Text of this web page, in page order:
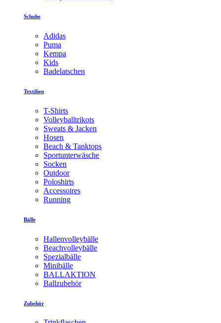
Schuhe
Adidas
Puma
Kempa
Kids
Badelatschen
Textilien
T-Shirts
Volleyballtrikots
Sweats & Jacken
Hosen
Beach & Tanktops
Sportunterwäsche
Socken
Outdoor
Poloshirts
Accessoires
Running
Bälle
Hallenvolleybälle
Beachvolleybälle
Spezialbälle
Minibälle
BALLAKTION
Ballzubehör
Zubehör